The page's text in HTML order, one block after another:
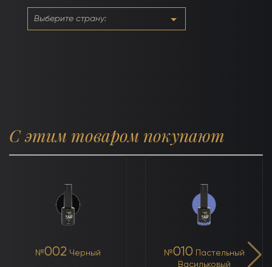
С этим товаром покупают
№002 Черный №010 Пастельный
Васильковый